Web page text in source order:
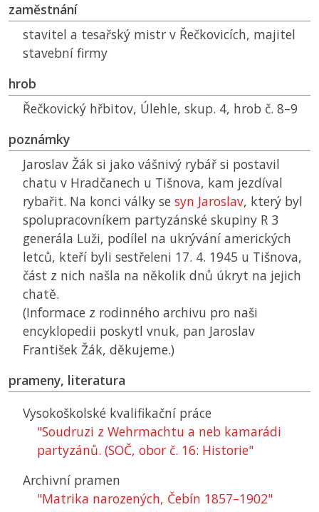
zaměstnání
stavitel a tesařský mistr v Řečkovicích, majitel
stavební firmy
hrob
Řečkovický hřbitov, Úlehle, skup. 4, hrob č. 8–9
poznámky
Jaroslav Žák si jako vášnivý rybář si postavil
chatu v Hradčanech u Tišnova, kam jezdíval
rybařit. Na konci války se syn Jaroslav, který byl
spolupracovníkem partyzánské skupiny R 3
generála Luži, podílel na ukrývání amerických
letců, kteří byli sestřeleni 17. 4. 1945 u Tišnova,
část z nich našla na několik dnů úkryt na jejich
chatě.
(Informace z rodinného archivu pro naši
encyklopedii poskytl vnuk, pan Jaroslav
František Žák, děkujeme.)
prameny, literatura
Vysokoškolské kvalifikační práce
"Soudruzi z Wehrmachtu a neb kamarádi
partyzánů. (SOČ, obor č. 16: Historie"
Archivní pramen
"Matrika narozených, Čebín 1857–1902"